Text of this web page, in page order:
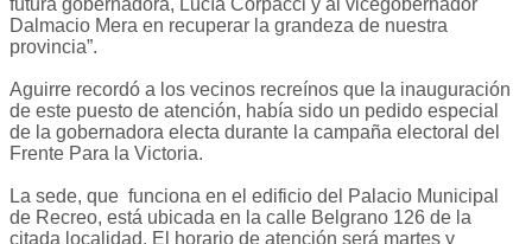
futura gobernadora, Lucía Corpacci y al vicegobernador
Dalmacio Mera en recuperar la grandeza de nuestra
provincia”.
Aguirre recordó a los vecinos recreínos que la inauguración
de este puesto de atención, había sido un pedido especial
de la gobernadora electa durante la campaña electoral del
Frente Para la Victoria.
La sede, que funciona en el edificio del Palacio Municipal
de Recreo, está ubicada en la calle Belgrano 126 de la
citada localidad. El horario de atención será martes y